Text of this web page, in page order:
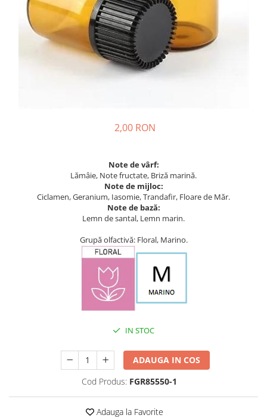
2,00 RON
Note de vârf:
Lămâie, Note fructate, Briză marină.
Note de mijloc:
Ciclamen, Geranium, Iasomie, Trandafir, Floare de Măr.
Note de bază:
Lemn de santal, Lemn marin.
Grupă olfactivă: Floral, Marino.
IN STOC
ADAUGA IN COS
Cod Produs: FGR85550-1
Adauga la Favorite